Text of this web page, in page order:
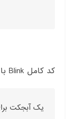
کد کامل Blink با برد Teency.